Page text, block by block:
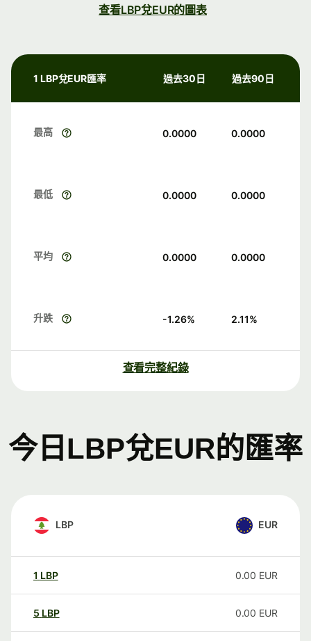
查看LBP兌EUR的圖表
1 LBP兌EUR匯率 過去30日 過去90日
最高 0.0000 0.0000
最低 0.0000 0.0000
平均 0.0000 0.0000
升跌 -1.26% 2.11%
查看完整紀錄
今日LBP兌EUR的匯率
LBP EUR
1 LBP 0.00 EUR
5 LBP 0.00 EUR